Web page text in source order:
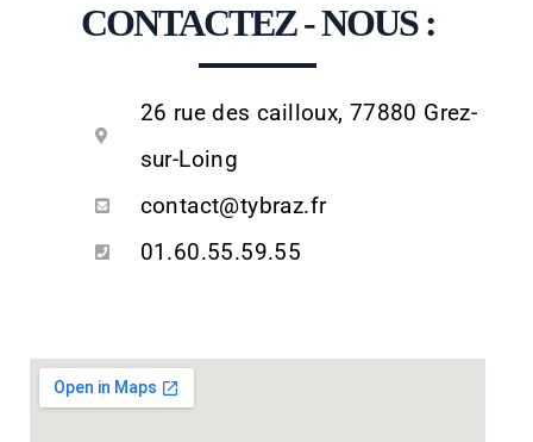
CONTACTEZ - NOUS :
26 rue des cailloux, 77880 Grez-
sur-Loing
contact@tybraz.fr
01.60.55.59.55